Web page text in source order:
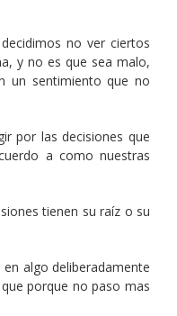
no ver ciertos
y no es que sea malo,
un sentimiento que no
por las decisiones que
a como nuestras
tienen su raíz o su
algo deliberadamente
porque no paso mas